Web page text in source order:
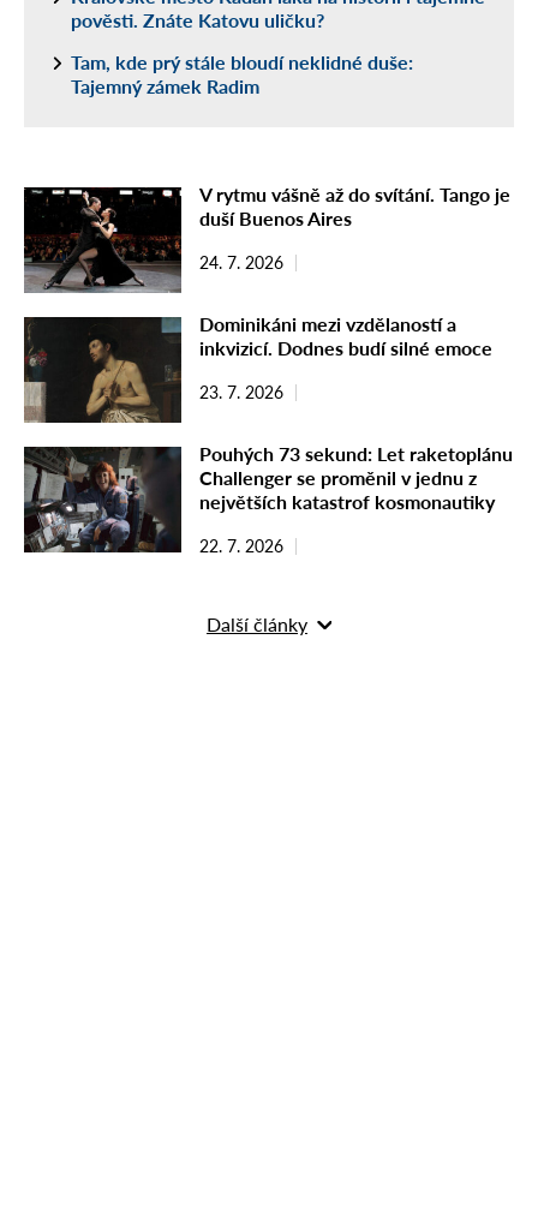
pověsti. Znáte Katovu uličku?
Tam, kde prý stále bloudí neklidné duše:
Tajemný zámek Radim
V rytmu vášně až do svítání. Tango je
duší Buenos Aires
24. 7. 2026
Dominikáni mezi vzdělaností a
inkvizicí. Dodnes budí silné emoce
23. 7. 2026
Pouhých 73 sekund: Let raketoplánu
Challenger se proměnil v jednu z
největších katastrof kosmonautiky
22. 7. 2026
Další články